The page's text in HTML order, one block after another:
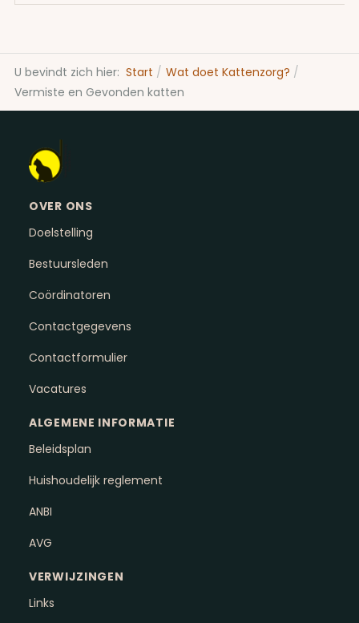
U bevindt zich hier: Start
Wat doet Kattenzorg?
Vermiste en Gevonden katten
OVER ONS
Doelstelling
Bestuursleden
Coördinatoren
Contactgegevens
Contactformulier
Vacatures
ALGEMENE INFORMATIE
Beleidsplan
Huishoudelijk reglement
ANBI
AVG
VERWIJZINGEN
Links